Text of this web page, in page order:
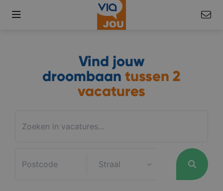
Vind jouw
droombaan tussen 2
vacatures